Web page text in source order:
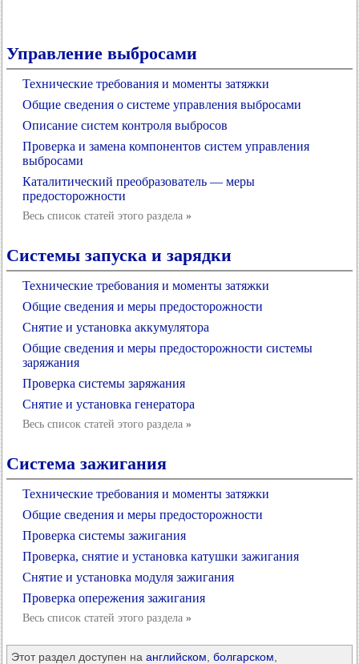
Управление выбросами
Технические требования и моменты затяжки
Общие сведения о системе управления выбросами
Описание систем контроля выбросов
Проверка и замена компонентов систем управления
выбросами
Каталитический преобразователь — меры
предосторожности
Весь список статей этого раздела »
Системы запуска и зарядки
Технические требования и моменты затяжки
Общие сведения и меры предосторожности
Снятие и установка аккумулятора
Общие сведения и меры предосторожности системы
заряжания
Проверка системы заряжания
Снятие и установка генератора
Весь список статей этого раздела »
Система зажигания
Технические требования и моменты затяжки
Общие сведения и меры предосторожности
Проверка системы зажигания
Проверка, снятие и установка катушки зажигания
Снятие и установка модуля зажигания
Проверка опережения зажигания
Весь список статей этого раздела »
Этот раздел доступен на английском болгарском